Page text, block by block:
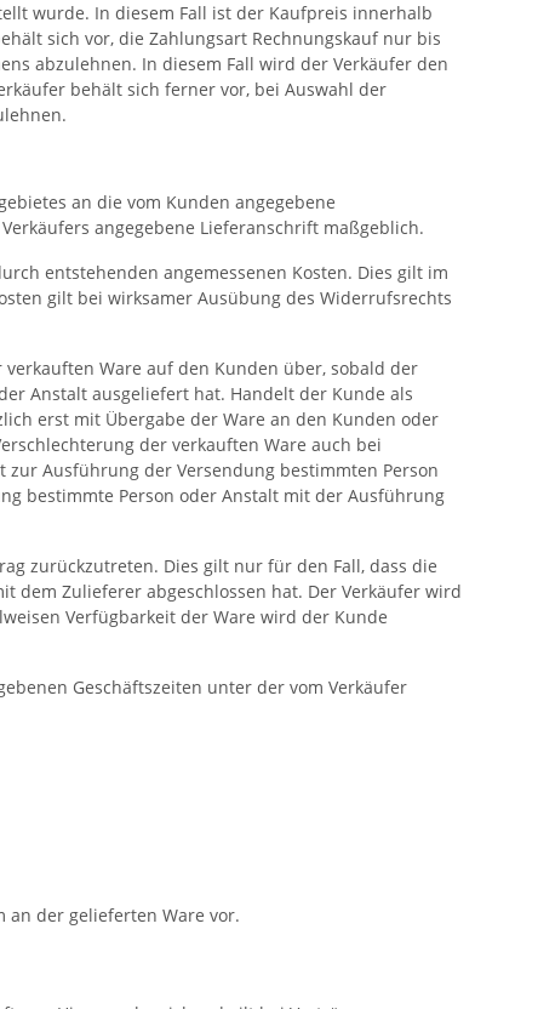
wurde. In diesem Fall ist der Kaufpreis innerhalb
sich vor, die Zahlungsart Rechnungskauf nur bis
abzulehnen. In diesem Fall wird der Verkäufer den
behält sich ferner vor, bei Auswahl der
an die vom Kunden angegebene
angegebene Lieferanschrift maßgeblich.
entstehenden angemessenen Kosten. Dies gilt im
gilt bei wirksamer Ausübung des Widerrufsrechts
Ware auf den Kunden über, sobald der
Anstalt ausgeliefert hat. Handelt der Kunde als
erst mit Übergabe der Ware an den Kunden oder
der verkauften Ware auch bei
Ausführung der Versendung bestimmten Person
bestimmte Person oder Anstalt mit der Ausführung
zurückzutreten. Dies gilt nur für den Fall, dass die
dem Zulieferer abgeschlossen hat. Der Verkäufer wird
Verfügbarkeit der Ware wird der Kunde
Geschäftszeiten unter der vom Verkäufer
an der gelieferten Ware vor.